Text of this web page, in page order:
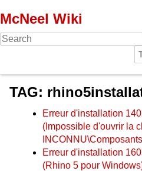
McNeel Wiki
TAG:
Erreur d'installation
(Impossible d'ouvrir la
Erreur d'installation
(Rhino 5 pour